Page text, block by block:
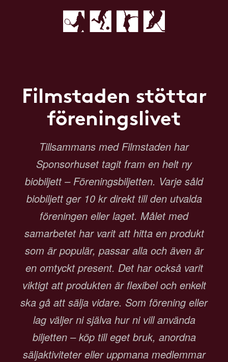
Filmstaden stöttar
föreningslivet
Tillsammans med Filmstaden har
Sponsorhuset tagit fram en helt ny
biobiljett – Föreningsbiljetten. Varje såld
biobiljett ger 10 kr direkt till den utvalda
föreningen eller laget. Målet med
samarbetet har varit att hitta en produkt
som är populär, passar alla och även är
en omtyckt present. Det har också varit
viktigt att produkten är flexibel och enkelt
ska gå att sälja vidare. Som förening eller
lag väljer ni själva hur ni vill använda
biljetten – köp till eget bruk, anordna
säljaktiviteter eller uppmana medlemmar